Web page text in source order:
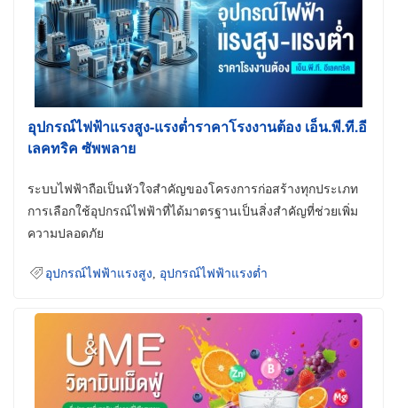
อุปกรณ์ไฟฟ้าแรงสูง-แรงต่ำราคาโรงงานต้อง เอ็น.พี.ที.อี
เลคทริค ซัพพลาย
ระบบไฟฟ้าถือเป็นหัวใจสำคัญของโครงการก่อสร้างทุกประเภท
การเลือกใช้อุปกรณ์ไฟฟ้าที่ได้มาตรฐานเป็นสิ่งสำคัญที่ช่วยเพิ่ม
ความปลอดภัย
อุปกรณ์ไฟฟ้าแรงสูง อุปกรณ์ไฟฟ้าแรงต่ำ